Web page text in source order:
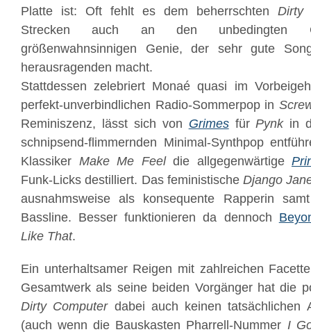
Platte ist: Oft fehlt es dem beherrschten Dirty
Strecken auch an den unbedingten
größenwahnsinnigen Genie, der sehr gute
herausragenden macht.
Stattdessen zelebriert Monaé quasi im
perfekt-unverbindlichen Radio-Sommerpop in
Reminiszenz, lässt sich von GrimesfürPynkin
schnipsend-flimmernden Minimal-Synthpop
Klassiker Make Me Feeldie allgegenwärtige
Funk-Licks destilliert. Das feministische Django
ausnahmsweise als konsequente Rapperin
Bassline. Besser funktionieren da dennoch
Like That.
Ein unterhaltsamer Reigen mit zahlreichen
Gesamtwerk als seine beiden Vorgänger hat die
Dirty Computerdabei auch keinen tatsächlichen
(auch wenn die Bauskasten Pharrell-Nummer I